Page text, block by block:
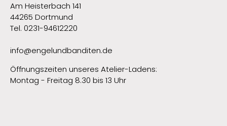
Am Heisterbach 141
44265 Dortmund
Tel. 0231-94612220
info@engelundbanditen.de
Öffnungszeiten unseres Atelier-Ladens:
Montag - Freitag 8.30 bis 13 Uhr